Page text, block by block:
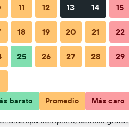
spa completo, acceso
11 12 13 14 15
18 19 20 21 22
25 26 27 28 29
barato Promedio Más caro